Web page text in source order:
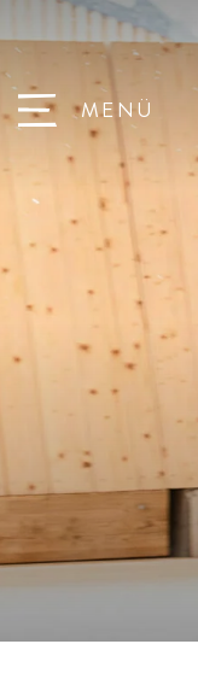
MENÜ
Das Hotel
Zimmer &
Die Chalets
Direkt an der
Wandern mit
Spielplätze
Spielscheune
Babys
Kleinkinder
Schulkinder